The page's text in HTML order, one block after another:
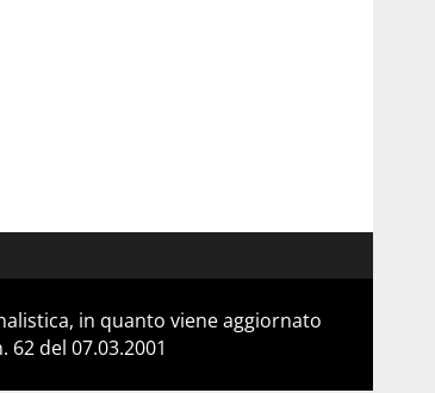
in quanto viene aggiornato
del 07.03.2001